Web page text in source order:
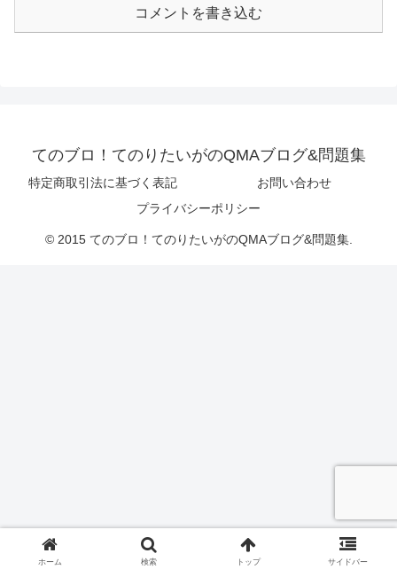
コメントを書き込む
てのブロ！てのりたいがのQMAブログ&問題集
特定商取引法に基づく表記
お問い合わせ
プライバシーポリシー
© 2015 てのブロ！てのりたいがのQMAブログ&問題集.
ホーム 検索 トップ サイドバー